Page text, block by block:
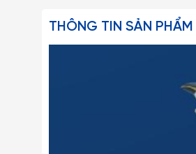
THÔNG TIN SẢN PHẨM